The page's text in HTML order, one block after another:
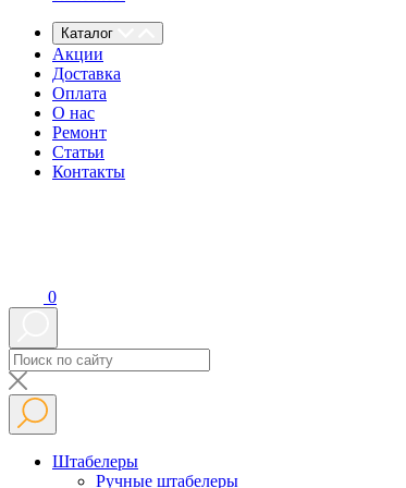
Каталог
Акции
Доставка
Оплата
О нас
Ремонт
Статьи
Контакты
0
Штабелеры
Ручные штабелеры